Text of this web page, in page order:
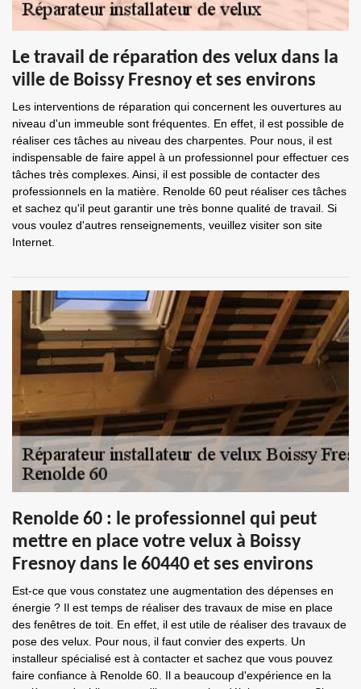
Le travail de réparation des velux dans la
ville de Boissy Fresnoy et ses environs
Les interventions de réparation qui concernent les ouvertures au
niveau d'un immeuble sont fréquentes. En effet, il est possible de
réaliser ces tâches au niveau des charpentes. Pour nous, il est
indispensable de faire appel à un professionnel pour effectuer ces
tâches très complexes. Ainsi, il est possible de contacter des
professionnels en la matière. Renolde 60 peut réaliser ces tâches
et sachez qu'il peut garantir une très bonne qualité de travail. Si
vous voulez d'autres renseignements, veuillez visiter son site
Internet.
Renolde 60 : le professionnel qui peut
mettre en place votre velux à Boissy
Fresnoy dans le 60440 et ses environs
Est-ce que vous constatez une augmentation des dépenses en
énergie ? Il est temps de réaliser des travaux de mise en place
des fenêtres de toit. En effet, il est utile de réaliser des travaux de
pose des velux. Pour nous, il faut convier des experts. Un
installeur spécialisé est à contacter et sachez que vous pouvez
faire confiance à Renolde 60. Il a beaucoup d'expérience en la